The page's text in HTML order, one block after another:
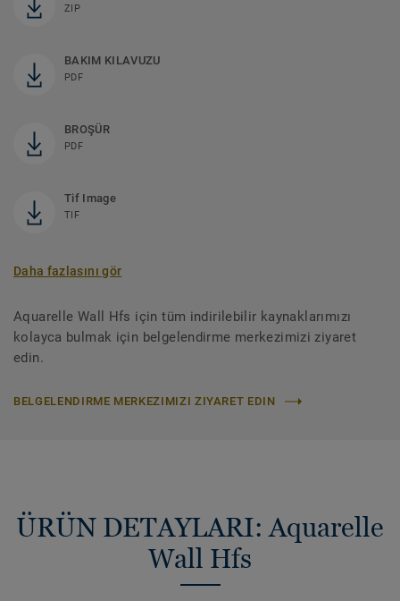
ZIP
BAKIM KILAVUZU
PDF
BROŞÜR
PDF
Tif Image
TIF
Daha fazlasını gör
Aquarelle Wall Hfs için tüm indirilebilir kaynaklarımızı
kolayca bulmak için belgelendirme merkezimizi ziyaret
edin.
BELGELENDIRME MERKEZIMIZI ZIYARET EDIN
ÜRÜN DETAYLARI: Aquarelle
Wall Hfs